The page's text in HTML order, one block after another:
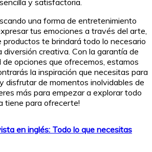
y satisfactoria.
una forma de entretenimiento
tus emociones a través del arte,
productos te brindará todo lo necesario
diversión creativa. Con la garantía de
opciones que ofrecemos, estamos
la inspiración que necesitas para
disfrutar de momentos inolvidables de
más para empezar a explorar todo
tiene para ofrecerte!
en inglés: Todo lo que necesitas